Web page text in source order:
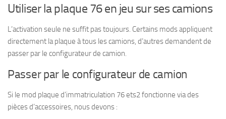
Utiliser la plaque 76 en jeu sur ses camions
L’activation seule ne suffit pas toujours. Certains mods appliquent
directement la plaque à tous les camions, d’autres demandent de
passer par le configurateur de camion.
Passer par le configurateur de camion
Si le mod plaque d’immatriculation 76 ets2 fonctionne via des
pièces d’accessoires, nous devons :